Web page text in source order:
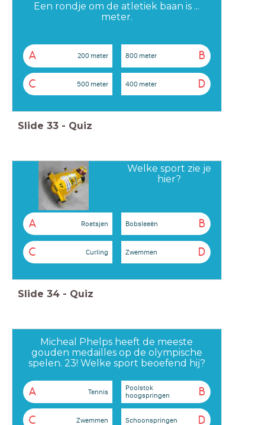
Een rondje om de atletiek baan is ...
meter.
A 200 meter B
800 meter
C 500 meter D
400 meter
Slide 33 - Quiz
Welke sport zie je
hier?
A Roetsjen B
Bobsleeën
C Curling D
Zwemmen
Slide 34 - Quiz
Micheal Phelps heeft de meeste
gouden medailles op de olympische
spelen. 23! Welke sport beoefend hij?
A Tennis B
Poolstok
hoogspringen
C Zwemmen D
Schoonspringen